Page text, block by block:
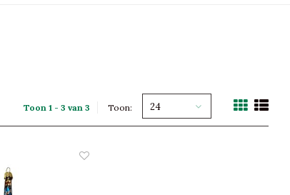
Toon 1 - 3 van 3 Toon: 24